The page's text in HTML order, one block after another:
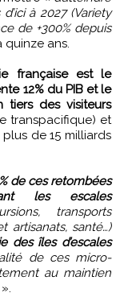
à 2027 (Variety
de +300% depuis
quinze ans.
française est le
12% du PIB et le
des visiteurs
transpacifique) et
de 15 milliards
de ces retombées
les escales
transports
artisanats, santé…)
des îles d’escales
de ces micro-
au maintien